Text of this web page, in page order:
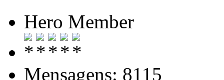
Hero Member
Mensagens: 8115